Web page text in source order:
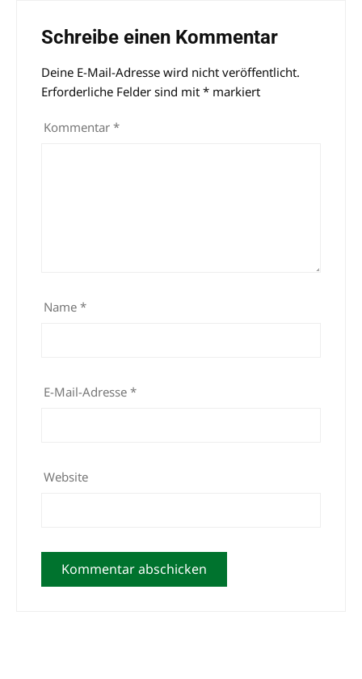
Schreibe einen Kommentar
Deine E-Mail-Adresse wird nicht veröffentlicht.
Erforderliche Felder sind mit * markiert
Kommentar *
Name *
E-Mail-Adresse *
Website
Alternative: